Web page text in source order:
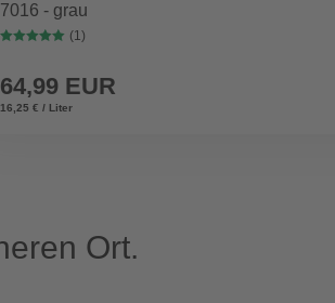
7016 - grau
(1)
64,99 EUR
16,25 € / Liter
Ort.